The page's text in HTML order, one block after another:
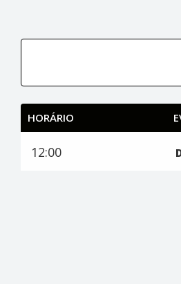
HORÁRIO
12:00